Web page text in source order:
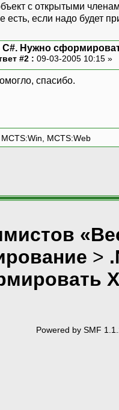
XML
с открытыми
есть, если надо будет
C#. Нужно
#2 : 09-03-2005 10:15 »
спасибо.
MCTS:Web
>
Powered by SMF